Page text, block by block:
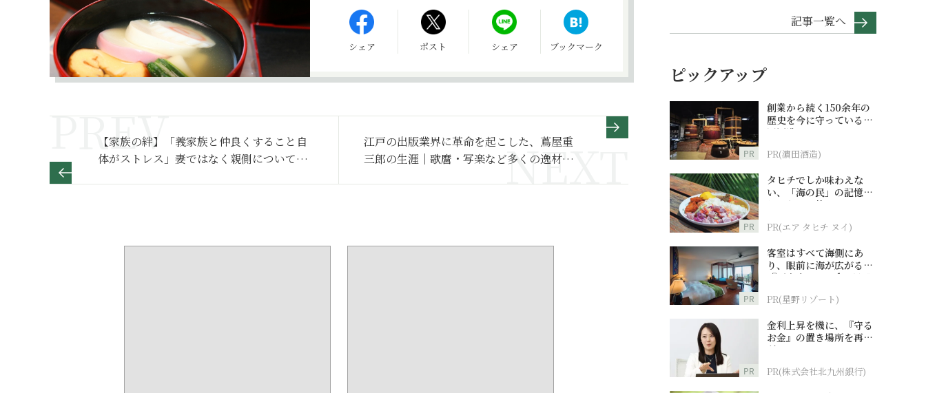
シェア ポスト シェア ブックマーク
【家族の絆】「義家族と仲良くすること自
体がストレス」妻ではなく親側について離
江戸の出版業界に革命を起こした、蔦屋重
三郎の生涯｜歌麿・写楽など多くの逸材を
記事一覧へ
ピックアップ
PR
創業から続く150余年の
歴史を今に守っている濵
田酒造
PR(濵田酒造)
PR
タヒチでしか味わえな
い、「海の民」の記憶へ
とつながる旅
PR(エア タヒチ ヌイ)
PR
客室はすべて海側にあ
り、眼前に海が広がる
『西表島ホテル by 星野
PR(星野リゾート)
PR
金利上昇を機に、『守る
お金』の置き場所を再検
討
PR(株式会社北九州銀行)